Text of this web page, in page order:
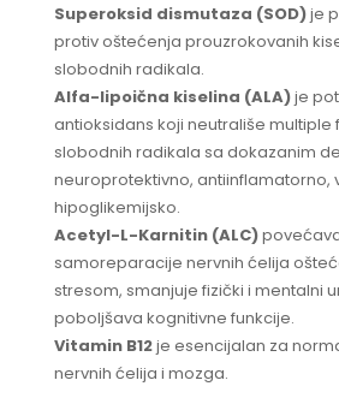
Superoksid dismutaza (SOD)je
protiv oštećenja prouzrokovanih
slobodnih radikala.
Alfa-lipoična kiselina (ALA)je
antioksidans koji neutrališe multiple
slobodnih radikala sa dokazanim
neuroprotektivno, antiinflamatorno,
hipoglikemijsko.
Acetyl-L-Karnitin (ALC)
samoreparacije nervnih ćelija
stresom, smanjuje fizički i mentalni
poboljšava kognitivne funkcije.
Vitamin B12je esencijalan za
nervnih ćelija i mozga.